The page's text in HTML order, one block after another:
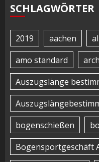
SCHLAGWÖRTER
2019 aachen
amo standard
Auszugslänge
bogenschießen
Bogensportgeschäft